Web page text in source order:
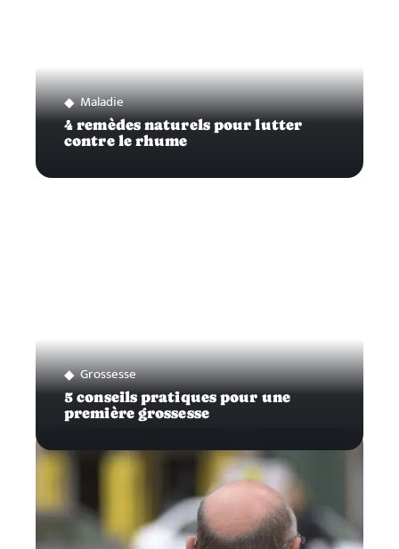
Maladie
4 remèdes naturels pour lutter
contre le rhume
Grossesse
5 conseils pratiques pour une
première grossesse